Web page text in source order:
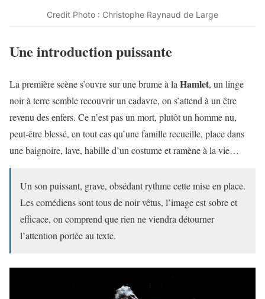
Credit Photo : Christophe Raynaud de Large
Une introduction puissante
La première scène s’ouvre sur une brume à laHamlet, un linge
noir à terre semble recouvrir un cadavre, on s’attend à un être
revenu des enfers. Ce n’est pas un mort, plutôt un homme nu,
peut-être blessé, en tout cas qu’une famille recueille, place dans
une baignoire, lave, habille d’un costume et ramène à la vie…
Un son puissant, grave, obsédant rythme cette mise en place.
Les comédiens sont tous de noir vêtus, l’image est sobre et
efficace, on comprend que rien ne viendra détourner
l’attention portée au texte.